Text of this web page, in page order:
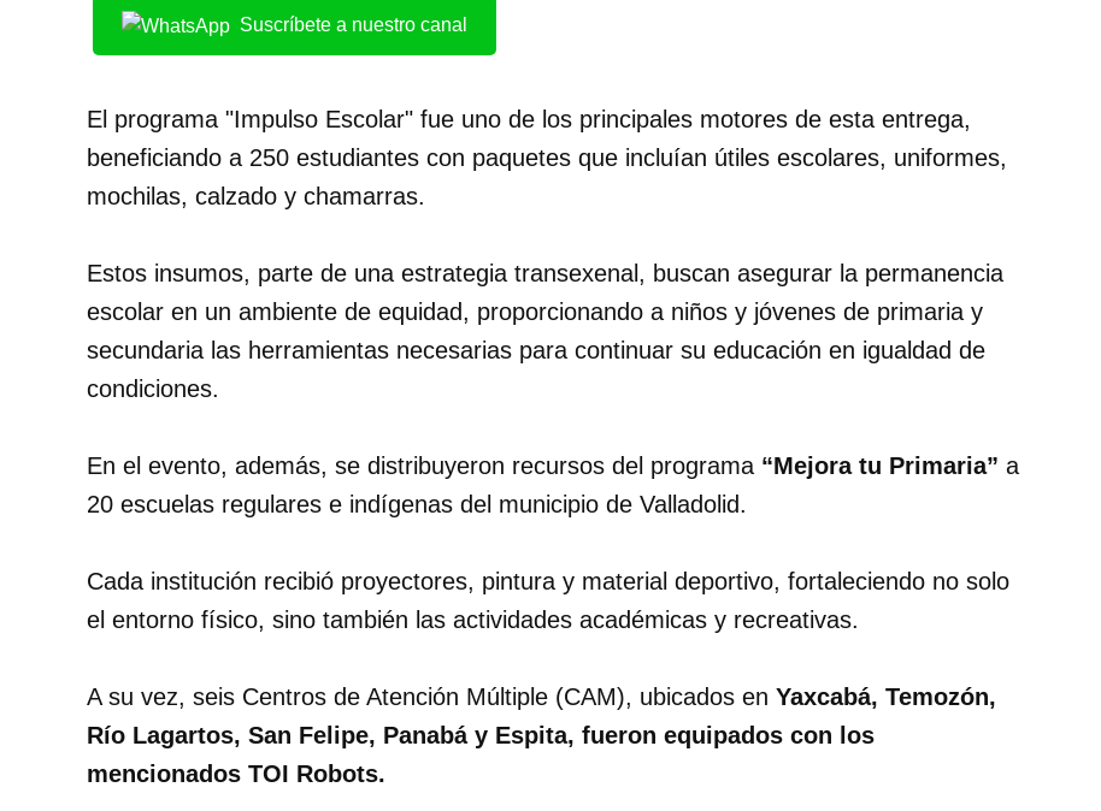
Suscríbete a nuestro canal
El programa "Impulso Escolar" fue uno de los principales motores de esta entrega,
beneficiando a 250 estudiantes con paquetes que incluían útiles escolares, uniformes,
mochilas, calzado y chamarras.
Estos insumos, parte de una estrategia transexenal, buscan asegurar la permanencia
escolar en un ambiente de equidad, proporcionando a niños y jóvenes de primaria y
secundaria las herramientas necesarias para continuar su educación en igualdad de
condiciones.
En el evento, además, se distribuyeron recursos del programa “Mejora tu Primaria” a
20 escuelas regulares e indígenas del municipio de Valladolid.
Cada institución recibió proyectores, pintura y material deportivo, fortaleciendo no solo
el entorno físico, sino también las actividades académicas y recreativas.
A su vez, seis Centros de Atención Múltiple (CAM), ubicados en Yaxcabá, Temozón,
Río Lagartos, San Felipe, Panabá y Espita, fueron equipados con los
mencionados TOI Robots.